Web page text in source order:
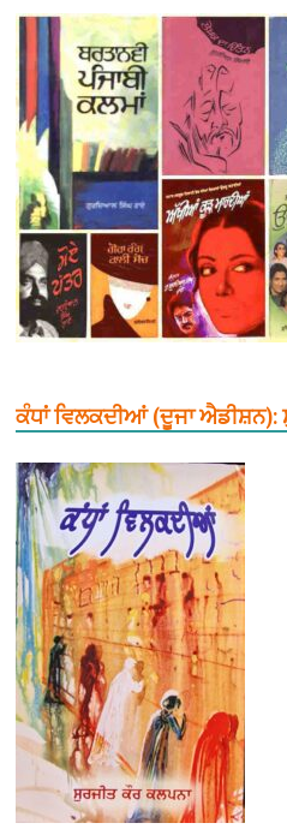
ਕੰਧਾਂ ਵਿਲਕਦੀਆਂ (ਦੂਜਾ ਐਡੀਸ਼ਨ):